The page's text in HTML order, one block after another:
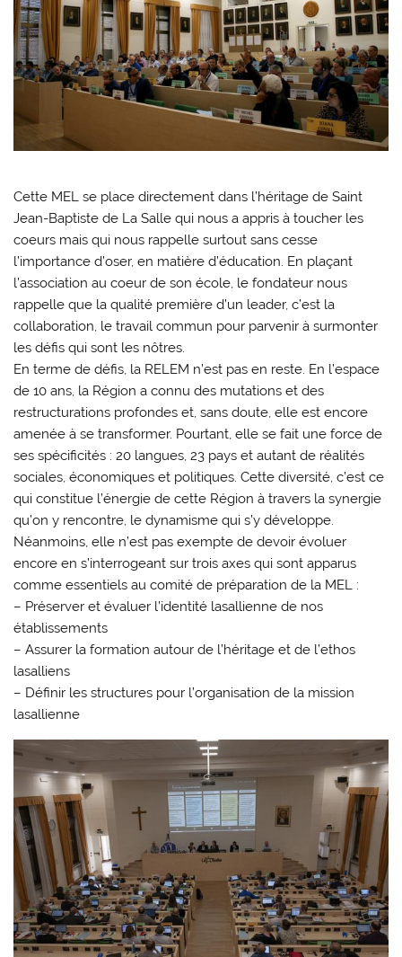
Cette MEL se place directement dans l’héritage de Saint
Jean-Baptiste de La Salle qui nous a appris à toucher les
coeurs mais qui nous rappelle surtout sans cesse
l’importance d’oser, en matière d’éducation. En plaçant
l’association au coeur de son école, le fondateur nous
rappelle que la qualité première d’un leader, c’est la
collaboration, le travail commun pour parvenir à surmonter
les défis qui sont les nôtres.
En terme de défis, la RELEM n’est pas en reste. En l’espace
de 10 ans, la Région a connu des mutations et des
restructurations profondes et, sans doute, elle est encore
amenée à se transformer. Pourtant, elle se fait une force de
ses spécificités : 20 langues, 23 pays et autant de réalités
sociales, économiques et politiques. Cette diversité, c’est ce
qui constitue l’énergie de cette Région à travers la synergie
qu’on y rencontre, le dynamisme qui s’y développe.
Néanmoins, elle n’est pas exempte de devoir évoluer
encore en s’interrogeant sur trois axes qui sont apparus
comme essentiels au comité de préparation de la MEL :
– Préserver et évaluer l’identité lasallienne de nos
établissements
– Assurer la formation autour de l’héritage et de l’ethos
lasalliens
– Définir les structures pour l’organisation de la mission
lasallienne